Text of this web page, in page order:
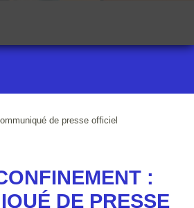
de presse officiel
:
DE PRESSE